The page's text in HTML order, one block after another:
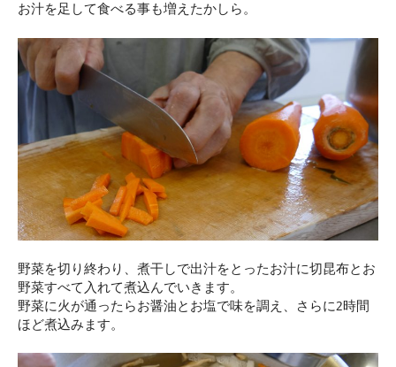
お汁を足して食べる事も増えたかしら。
野菜を切り終わり、煮干しで出汁をとったお汁に切昆布とお
野菜すべて入れて煮込んでいきます。
野菜に火が通ったらお醤油とお塩で味を調え、さらに2時間
ほど煮込みます。